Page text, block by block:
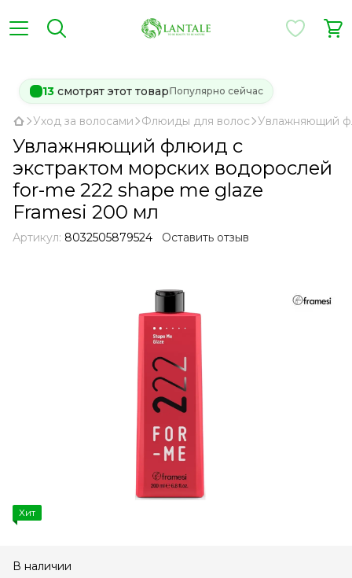
13 смотрят этот товарПопулярно сейчас
Уход за волосами Флюиды для волос Увлажняющий
Увлажняющий флюид с
экстрактом морских водорослей
for-me 222 shape me glaze
Framesi 200 мл
Артикул: 8032505879524 Оставить отзыв
Хит
В наличии